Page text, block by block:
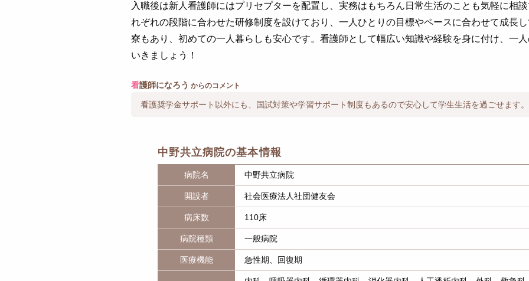
入職後は新人看護師にはプリセプターを配置し、実務はもちろん日常生活のことも気軽に相
れぞれの段階に合わせた研修制度を設けており、一人ひとりの目標やペースに合わせて成長
寮もあり、初めての一人暮らしも安心です。看護師として幅広い知識や経験を身に付け、一
いきましょう！
看護師になろう からのコメント
看護奨学金サポート以外にも、国試対策や学習サポート制度もあるので安心して学生生活を過ごせます。
中野共立病院の基本情報
病院名 中野共立病院
開設者 社会医療法人社団健友会
病床数 110床
病院種類 一般病院
医療機能 急性期、回復期